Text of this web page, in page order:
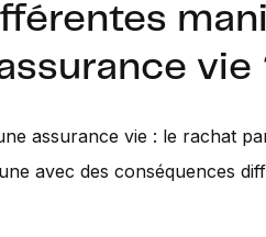
vie
assurance vie : le rachat
avec des conséquences